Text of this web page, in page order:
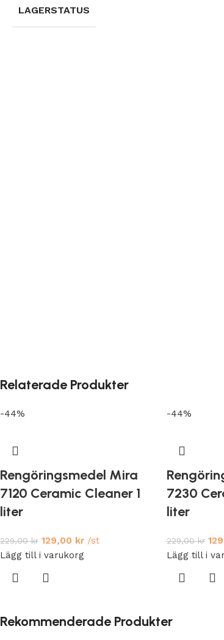
LAGERSTATUS
Relaterade Produkter
-44%
Rengöringsmedel Mira
7120 Ceramic Cleaner 1
liter
229,00kr 129,00 kr /st
Lägg till i varukorg
-44%
7230
liter
229,00kr
Lägg till i
Rekommenderade Produkter